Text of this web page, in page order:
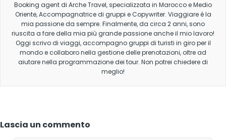
Booking agent di Arche Travel, specializzata in Marocco e Medio
Oriente, Accompagnatrice di gruppi e Copywriter. Viaggiare è la
mia passione da sempre. Finalmente, da circa 2 anni, sono
riuscita a fare della mia più grande passione anche il mio lavoro!
Oggi scrivo di viaggi, accompagno gruppi di turisti in giro per il
mondo e collaboro nella gestione delle prenotazioni, oltre ad
aiutare nella programmazione dei tour. Non potrei chiedere di
meglio!
Lascia un commento